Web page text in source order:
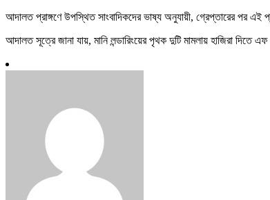
আদালত প্রাঙ্গণে উপস্থিত সাংবাদিকদের ভাষ্য অনুযায়ী, গ্রেপ্তারের পর
আদালত সূত্রে জানা যায়, মানি লন্ডারিংয়ের পৃথক দুটি মামলায় হাজিরা